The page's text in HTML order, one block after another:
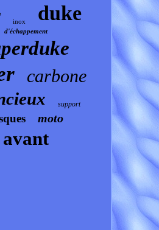
inox duke
d'échappement
carbone
support
moto
avant